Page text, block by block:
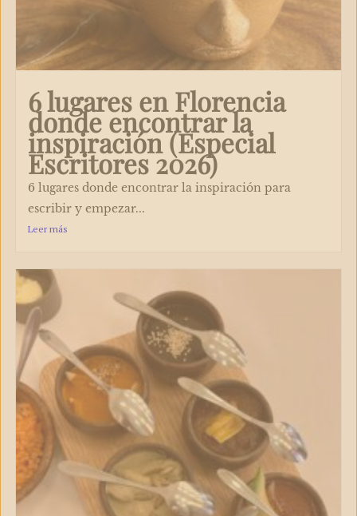
6 lugares en Florencia
donde encontrar la
inspiración (Especial
Escritores 2026)
6 lugares donde encontrar la inspiración para
escribir y empezar...
Leer más